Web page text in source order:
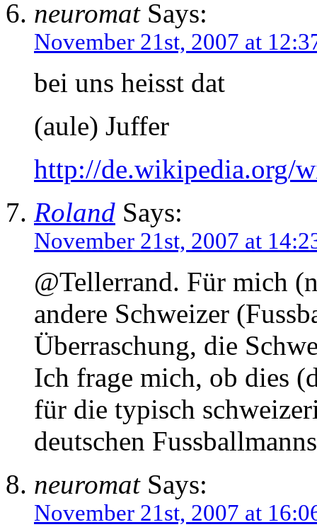
neuromatSays:
November 21st, 2007 at
bei uns heisst dat
(aule) Juffer
http://de.wikipedia.org/
Roland Says:
November 21st, 2007 at
@Tellerrand. Für mich
andere Schweizer
Überraschung, die
Ich frage mich, ob dies
für die typisch
deutschen
neuromatSays:
November 21st, 2007 at